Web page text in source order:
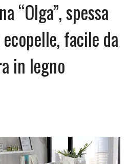
“Olga”, spessa
facile da
in legno